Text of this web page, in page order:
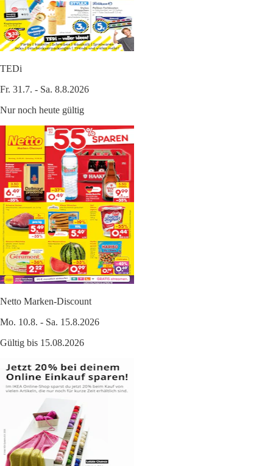
TEDi
Fr. 31.7. - Sa. 8.8.2026
Nur noch heute gültig
Netto Marken-Discount
Mo. 10.8. - Sa. 15.8.2026
Gültig bis 15.08.2026